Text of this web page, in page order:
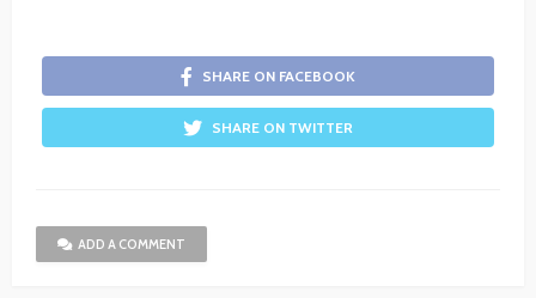
SHARE ON FACEBOOK
SHARE ON TWITTER
ADD A COMMENT